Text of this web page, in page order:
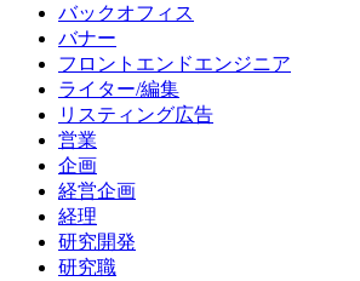
バックオフィス
バナー
フロントエンドエンジニア
ライター/編集
リスティング広告
営業
企画
経営企画
経理
研究開発
研究職